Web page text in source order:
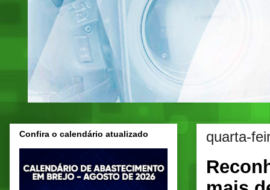
quarta-
Confira o calendário atualizado